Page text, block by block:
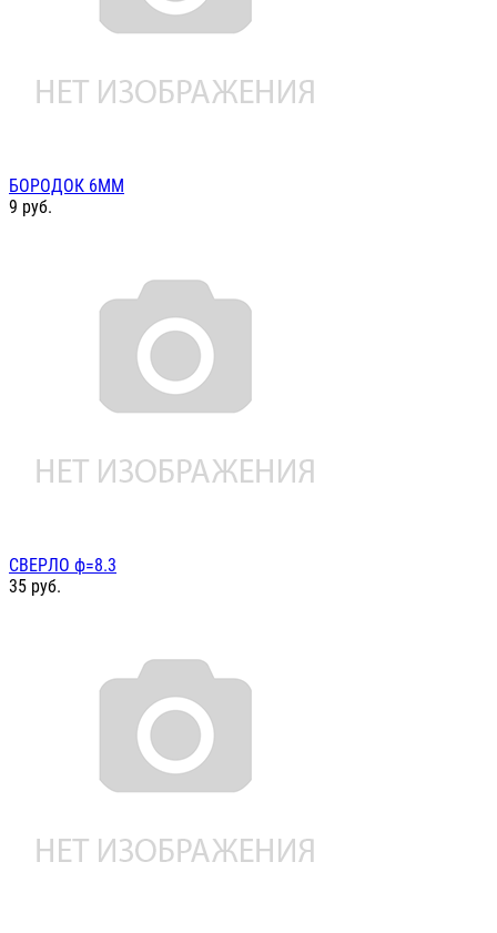
БОРОДОК 6ММ
9 руб.
СВЕРЛО ф=8.3
35 руб.